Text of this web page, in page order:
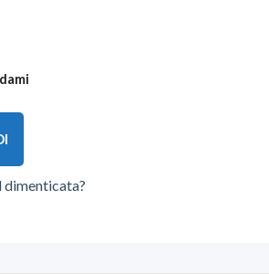
dimenticata?